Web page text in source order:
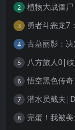
2
3
4
5 八方旅人0|
6 悟空黑色传
7 潜水员戴夫
8 完蛋！我被